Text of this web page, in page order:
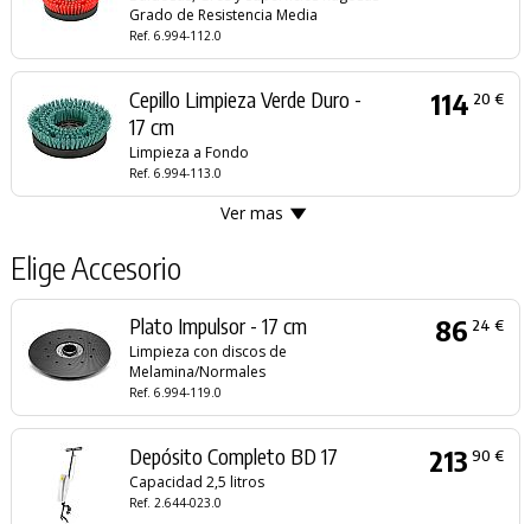
Grado de Resistencia Media
Ref. 6.994-112.0
Cepillo Limpieza Verde Duro -
17 cm
Limpieza a Fondo
Ref. 6.994-113.0
114 20 €
Ver mas
Elige Accesorio
Plato Impulsor - 17 cm
Limpieza con discos de
Melamina/Normales
Ref. 6.994-119.0
86 24 €
Depósito Completo BD 17
Capacidad 2,5 litros
Ref. 2.644-023.0
213 90 €